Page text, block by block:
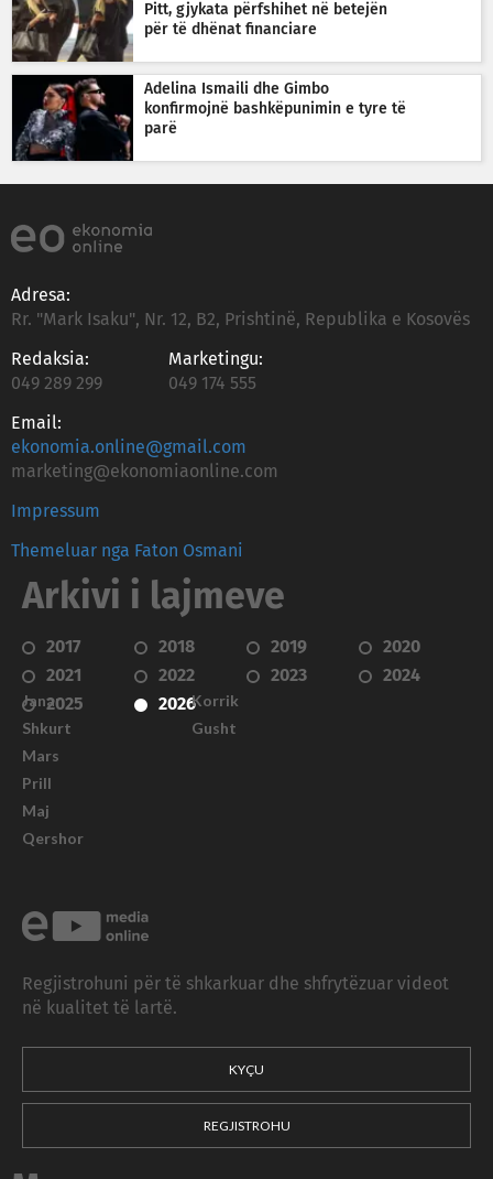
Pitt, gjykata përfshihet në betejën
për të dhënat financiare
Adelina Ismaili dhe Gimbo
konfirmojnë bashkëpunimin e tyre të
parë
Adresa:
Rr. "Mark Isaku", Nr. 12, B2, Prishtinë, Republika e Kosovës
Redaksia:
049 289 299
Marketingu:
049 174 555
Email:
ekonomia.online@gmail.com
marketing@ekonomiaonline.com
Impressum
Themeluar nga Faton Osmani
Arkivi i lajmeve
2017 2018 2019
2020
2021
2022 2023
2024
2025
2026
Janar
Shkurt
Mars
Prill
Maj
Qershor
Korrik
Gusht
Regjistrohuni për të shkarkuar dhe shfrytëzuar videot
në kualitet të lartë.
KYÇU
REGJISTROHU